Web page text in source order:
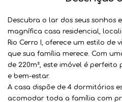
Descubra o lar dos seus sonhos
magnífica casa residencial,
Rio Cerro I, oferece um estilo de
que sua família merece. Com
de 220m², este imóvel é perfeito
e bem-estar.
A casa dispõe de4 dormitórios
acomodar toda a família com